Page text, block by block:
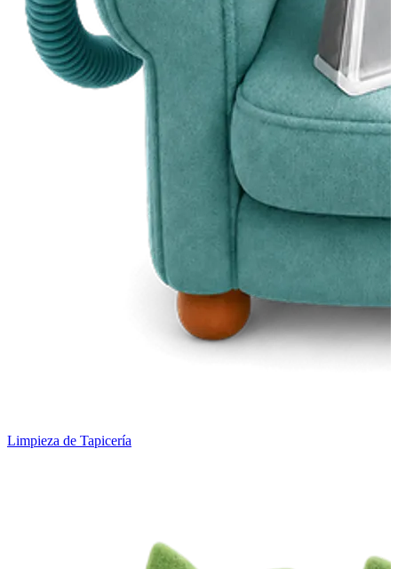
Limpieza de Tapicería